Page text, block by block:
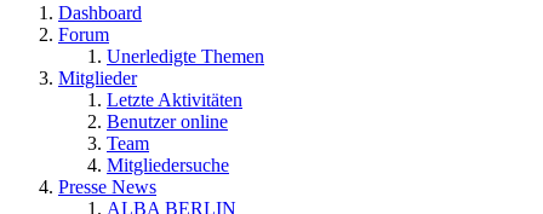
Dashboard
Forum
Unerledigte Themen
Mitglieder
Letzte Aktivitäten
Benutzer online
Team
Mitgliedersuche
Presse News
ALBA BERLIN